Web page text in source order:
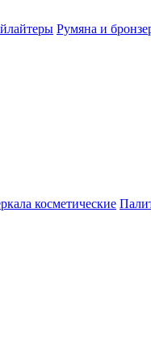
Румяна и
косметические